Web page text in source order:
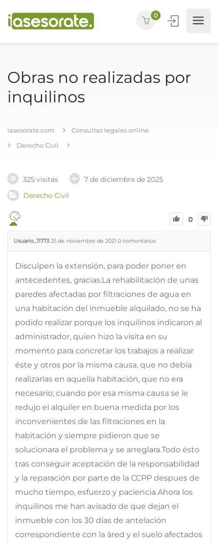
0
Obras no realizadas por
inquilinos
iasesorate.com
Consultas legales online
Derecho Civil
325 visitas
7 de diciembre de 2025
Derecho Civil
0
Usuario_11773 25 de noviembre de 2021 0 comentarios
Disculpen la extensión, para poder poner en
antecedentes, gracias.La rehabilitación de unas
paredes afectadas por filtraciones de agua en
una habitación del inmueble alquilado, no se ha
podido realizar porque los inquilinos indicaron al
administrador, quien hizo la visita en su
momento para concretar los trabajos a realizar
éste y otros por la misma causa, que no debía
realizarlas en aquella habitación, que no era
necesario; cuando por esa misma causa se le
redujo el alquiler en buena medida por los
inconvenientes de las filtraciones en la
habitación y siempre pidieron que se
solucionara el problema y se arreglara.Todo ésto
tras conseguir aceptación de la responsabilidad
y la reparación por parte de la CCPP despues de
mucho tiempo, esfuerzo y paciencia.Ahora los
inquilinos me han avisado de que dejan el
inmueble con los 30 días de antelación
correspondiente con la àred y el suelo afectados